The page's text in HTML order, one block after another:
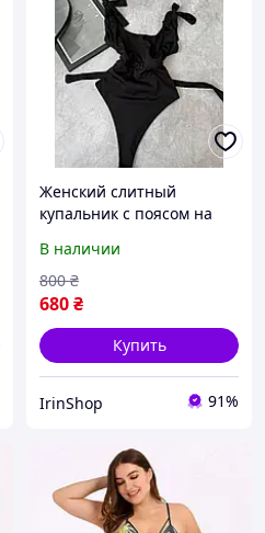
Женский слитный
купальник с поясом на
В наличии
680₴
800 ₴
Купить
IrinShop 91%